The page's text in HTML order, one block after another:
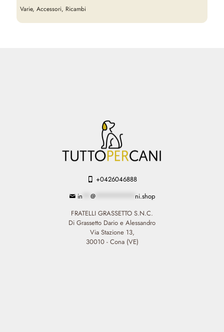
Varie, Accessori, Ricambi
+0426046888
in
@
ni.shop
FRATELLI GRASSETTO S.N.C.
Di Grassetto Dario e Alessandro
Via Stazione 13,
30010 - Cona (VE)